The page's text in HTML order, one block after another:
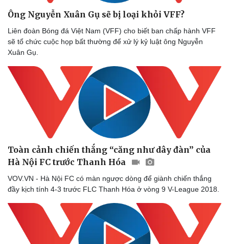
Ông Nguyễn Xuân Gụ sẽ bị loại khỏi VFF?
Liên đoàn Bóng đá Việt Nam (VFF) cho biết ban chấp hành VFF
sẽ tổ chức cuộc họp bất thường để xử lý kỷ luật ông Nguyễn
Xuân Gụ.
Toàn cảnh chiến thắng “căng như dây đàn” của
Hà Nội FC trước Thanh Hóa
VOV.VN - Hà Nội FC có màn ngược dòng để giành chiến thắng
đầy kịch tính 4-3 trước FLC Thanh Hóa ở vòng 9 V-League 2018.